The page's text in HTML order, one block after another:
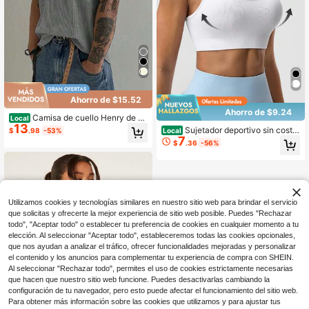
Ahorro de $15.52
Local Camisa de cuello Henry de m
anga corta con textura de waffle pa
ra hombres, camiseta básica ligera
ericano, para todas las estaciones
$13.98 -53%
Ahorro de $9.24
Local Sujetador deportivo sin costur
as azul marino para mujer con sujet
ador incorporado, camiseta de yoga
mnasio, ropa deportiva de verano d
$7.36 -56%
Utilizamos cookies y tecnologías similares en nuestro sitio web para brindar el servicio
que solicitas y ofrecerte la mejor experiencia de sitio web posible. Puedes "Rechazar
todo", "Aceptar todo" o establecer tu preferencia de cookies en cualquier momento a tu
elección. Al seleccionar "Aceptar todo", estableceremos todas las cookies opcionales,
que nos ayudan a analizar el tráfico, ofrecer funcionalidades mejoradas y personalizar
el contenido y los anuncios para complementar tu experiencia de compra con SHEIN.
Al seleccionar "Rechazar todo", permites el uso de cookies estrictamente necesarias
que hacen que nuestro sitio web funcione. Puedes desactivarlas cambiando la
configuración de tu navegador, pero esto puede afectar el funcionamiento del sitio web.
Para obtener más información sobre las cookies que utilizamos y para ajustar tus